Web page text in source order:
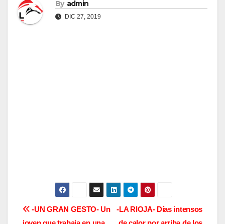
By admin
DIC 27, 2019
N
-LA RIOJA- Días intensos
-UN GRAN GESTO- Un